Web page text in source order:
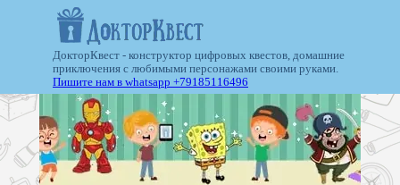
ДокторКвест - конструктор цифровых квестов, домашние
приключения с любимыми персонажами своими руками.
Пишите нам в whatsapp +79185116496